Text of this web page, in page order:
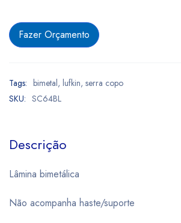
Fazer Orçamento
Tags: bimetal, lufkin, serra copo
SKU: SC64BL
Descrição
Lâmina bimetálica
Não acompanha haste/suporte